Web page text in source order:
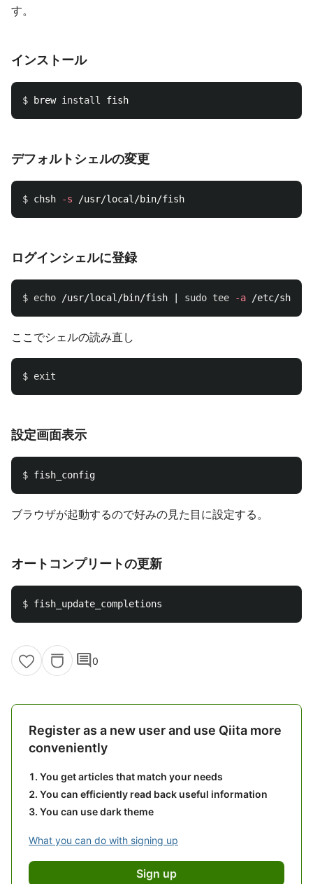
す。
インストール
$ brew install
デフォルトシェルの変更
$ chsh -s
ログインシェルに登録
$ echo /usr/local/bin/fish | sudo tee -a
ここでシェルの読み直し
$ exit
設定画面表示
$
ブラウザが起動するので好みの見た目に設定する。
オートコンプリートの更新
$
comment0
Register as a new user and use Qiita more
conveniently
You get articles that match your needs
You can efficiently read back useful information
You can use dark theme
What you can do with signing up
Sign up